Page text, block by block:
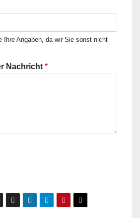
Ihre Angaben, da wir Sie sonst nicht
Nachricht *